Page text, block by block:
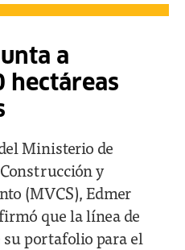
a
hectáreas
Ministerio de
y
(MVCS), Edmer
que la línea de
su portafolio para el